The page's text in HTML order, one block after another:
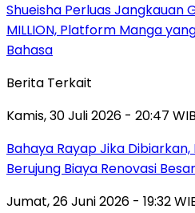
Shueisha Perluas Jangkauan
MILLION, Platform Manga
Bahasa
Berita Terkait
Kamis, 30 Juli 2026 - 20:47 WIB
Bahaya Rayap Jika Dibiarkan,
Berujung Biaya Renovasi Besar
Jumat, 26 Juni 2026 - 19:32